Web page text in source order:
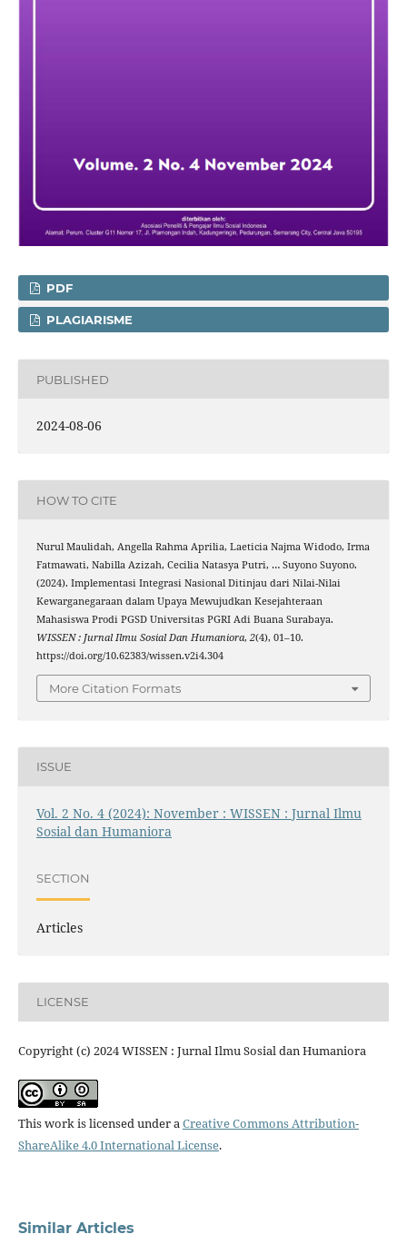
PDF
PLAGIARISME
PUBLISHED
2024-08-06
HOW TO CITE
Nurul Maulidah, Angella Rahma Aprilia, Laeticia Najma Widodo, Irma
Fatmawati, Nabilla Azizah, Cecilia Natasya Putri, … Suyono Suyono.
(2024). Implementasi Integrasi Nasional Ditinjau dari Nilai-Nilai
Kewarganegaraan dalam Upaya Mewujudkan Kesejahteraan
Mahasiswa Prodi PGSD Universitas PGRI Adi Buana Surabaya.
WISSEN : Jurnal Ilmu Sosial Dan Humaniora, 2(4), 01–10.
https://doi.org/10.62383/wissen.v2i4.304
More Citation Formats
ISSUE
Vol. 2 No. 4 (2024): November : WISSEN : Jurnal Ilmu
Sosial dan Humaniora
SECTION
Articles
LICENSE
Copyright (c) 2024 WISSEN : Jurnal Ilmu Sosial dan Humaniora
This work is licensed under aCreative Commons Attribution-
ShareAlike 4.0 International License.
Similar Articles